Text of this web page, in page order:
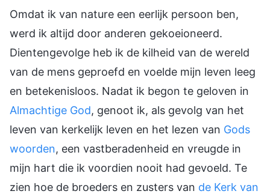
Omdat ik van nature een eerlijk persoon ben,
werd ik altijd door anderen gekoeioneerd.
Dientengevolge heb ik de kilheid van de wereld
van de mens geproefd en voelde mijn leven leeg
en betekenisloos. Nadat ik begon te geloven in
Almachtige God, genoot ik, als gevolg van het
leven van kerkelijk leven en het lezen van Gods
woorden, een vastberadenheid en vreugde in
mijn hart die ik voordien nooit had gevoeld. Te
zien hoe de broeders en zusters van de Kerk van